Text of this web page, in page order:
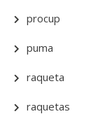
procup
puma
raqueta
raquetas